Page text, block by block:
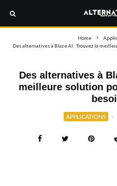
Home
Des alternatives à Blaze AI : Trouvez la
Des alternatives à
meilleure solution
APPLICATIONS ·